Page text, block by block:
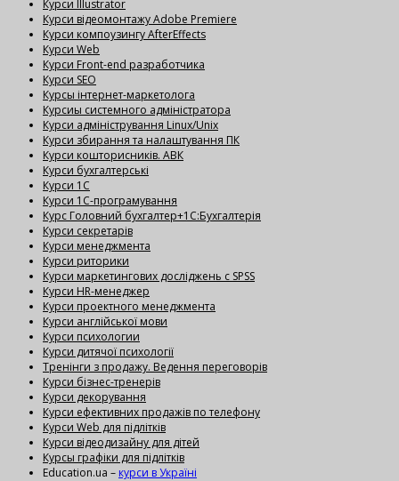
Курси Illustrator
Курси відеомонтажу Adobe Premiere
Курси компоузингу AfterEffects
Курси Web
Курси Front-end разработчика
Курси SEO
Курсы інтернет-маркетолога
Курсиы системного адміністратора
Курси адміністрування Linux/Unix
Курси збирання та налаштування ПК
Курси кошторисників. АВК
Курси бухгалтерські
Курси 1С
Курси 1С-програмування
Курс Головний бухгалтер+1С:Бухгалтерія
Курси секретарів
Курси менеджмента
Курси риторики
Курси маркетингових досліджень с SPSS
Курси HR-менеджер
Курси проектного менеджмента
Курси англійської мови
Курси психологии
Курси дитячої психології
Тренінги з продажу. Ведення переговорів
Курси бізнес-тренерів
Курси декорування
Курси ефективних продажів по телефону
Курси Web для підлітків
Курси відеодизайну для дітей
Курсы графіки для підлітків
Education.ua – курси в Україні